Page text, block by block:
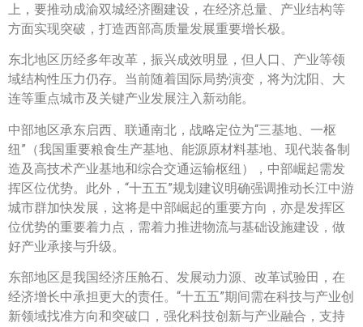
上，要推动成渝双城经济圈建设，在经济总量、产业结构等
方面实现突破，打造西部高质量发展重要增长极。
东北地区历经多年改革，振兴成效明显，但人口、产业等领
域结构性压力仍存。当前随着国际局势演变，将为沈阳、大
连等重点城市及关键产业发展注入新动能。
中部地区承东启西、联通南北，战略定位为“三基地、一枢
纽”（我国重要粮食生产基地、能源原材料基地、现代装备制
造及高技术产业基地和综合交通运输枢纽），中部崛起需发
挥区位优势。此外，“十五五”规划建议明确强调推动长江中游
城市群加快发展，这将是中部崛起的重要方向，亦是发挥区
位优势的重要着力点，需着力推进物流与基础设施建设，做
好产业承接与升级。
东部地区是我国经济压舱石、发展动力源、改革试验田，在
经济增长中承担更大的责任。“十五五”期间需在科技与产业创
新领域找准方向和突破口，强化科技创新与产业融合，支持